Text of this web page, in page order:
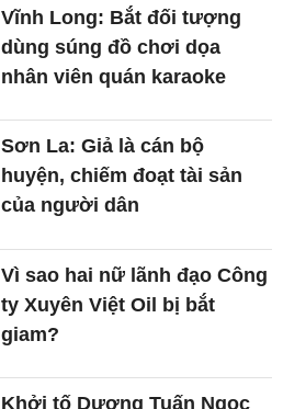
Vĩnh Long: Bắt đối tượng
dùng súng đồ chơi dọa
nhân viên quán karaoke
Sơn La: Giả là cán bộ
huyện, chiếm đoạt tài sản
của người dân
Vì sao hai nữ lãnh đạo Công
ty Xuyên Việt Oil bị bắt
giam?
Khởi tố Dương Tuấn Ngọc